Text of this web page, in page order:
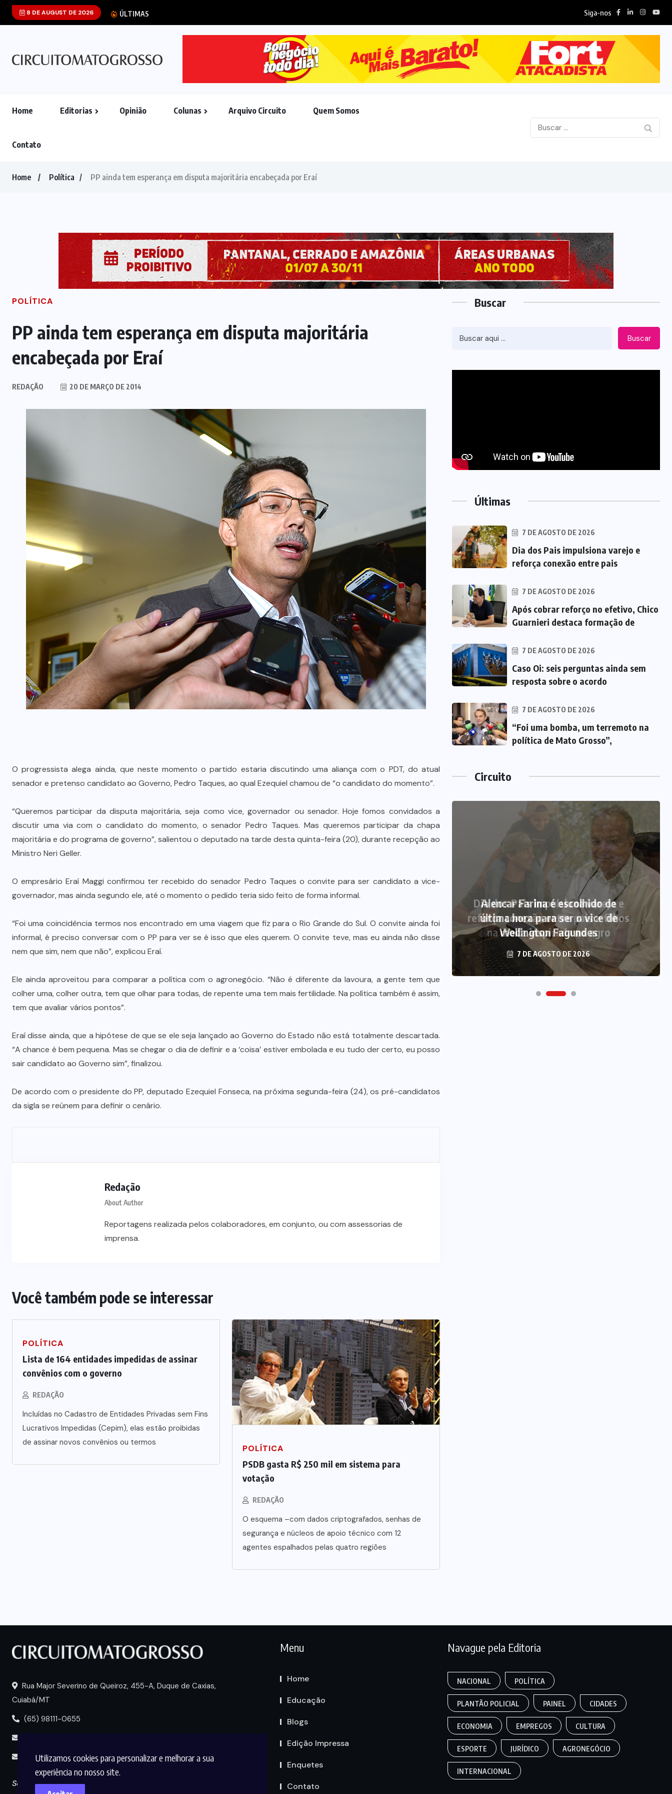
Utilizamos cookies para personalizar e melhorar a sua
experiência no nosso site.
8 DE AUGUST DE 2026 ÚLTIMAS Siga-nos
Home Editorias Opinião Colunas Arquivo Circuito Quem Somos
Contato
Home Política PP ainda tem esperança em disputa majoritária encabeçada por Eraí
POLÍTICA
PP ainda tem esperança em disputa majoritária
encabeçada por Eraí
REDAÇÃO 20 DE MARÇO DE 2014
O progressista alega ainda, que neste momento o partido estaria discutindo uma aliança com o PDT, do atual
senador e pretenso candidato ao Governo, Pedro Taques, ao qual Ezequiel chamou de “o candidato do momento”.
“Queremos participar da disputa majoritária, seja como vice, governador ou senador. Hoje fomos convidados a
discutir uma via com o candidato do momento, o senador Pedro Taques. Mas queremos participar da chapa
majoritária e do programa de governo”, salientou o deputado na tarde desta quinta-feira (20), durante recepção ao
Ministro Neri Geller.
O empresário Eraí Maggi confirmou ter recebido do senador Pedro Taques o convite para ser candidato a vice-
governador, mas ainda segundo ele, até o momento o pedido teria sido feito de forma informal.
“Foi uma coincidência termos nos encontrado em uma viagem que fiz para o Rio Grande do Sul. O convite ainda foi
informal, é preciso conversar com o PP para ver se é isso que eles querem. O convite teve, mas eu ainda não disse
nem que sim, nem que não”, explicou Eraí.
Ele ainda aproveitou para comparar a política com o agronegócio. “Não é diferente da lavoura, a gente tem que
colher uma, colher outra, tem que olhar para todas, de repente uma tem mais fertilidade. Na política também é assim,
tem que avaliar vários pontos”.
Eraí disse ainda, que a hipótese de que se ele seja lançado ao Governo do Estado não está totalmente descartada.
“A chance é bem pequena. Mas se chegar o dia de definir e a ‘coisa’ estiver embolada e eu tudo der certo, eu posso
sair candidato ao Governo sim”, finalizou.
De acordo com o presidente do PP, deputado Ezequiel Fonseca, na próxima segunda-feira (24), os pré-candidatos
da sigla se reúnem para definir o cenário.
Redação
About Author
Reportagens realizada pelos colaboradores, em conjunto, ou com assessorias de
imprensa.
Você também pode se interessar
POLÍTICA
Lista de 164 entidades impedidas de assinar
convênios com o governo
REDAÇÃO
Incluídas no Cadastro de Entidades Privadas sem Fins
Lucrativos Impedidas (Cepim), elas estão proibidas
de assinar novos convênios ou termos
POLÍTICA
PSDB gasta R$ 250 mil em sistema para
votação
REDAÇÃO
O esquema –com dados criptografados, senhas de
segurança e núcleos de apoio técnico com 12
agentes espalhados pelas quatro regiões
Buscar
Buscar
Últimas
7 DE AGOSTO DE 2026
Dia dos Pais impulsiona varejo e
reforça conexão entre pais
7 DE AGOSTO DE 2026
Após cobrar reforço no efetivo, Chico
Guarnieri destaca formação de
7 DE AGOSTO DE 2026
Caso Oi: seis perguntas ainda sem
resposta sobre o acordo
7 DE AGOSTO DE 2026
“Foi uma bomba, um terremoto na
política de Mato Grosso”,
Circuito
Prefeito Abilio Brunini recebe a
mais alta honraria da Rotam em
Cuiabá
7 DE AGOSTO DE 2026
reforça conexão entre pais e filhos
na moda inspirada no agro
Alencar Farina é escolhido de
última hora para ser o vice de
Wellington Fagundes
7 DE AGOSTO DE 2026
Rua Major Severino de Queiroz, 455-A, Duque de Caxias,
Cuiabá/MT
(65) 98111-0655
midia@circuitomt.com.br
Seguir
Menu
Home
Educação
Blogs
Edição Impressa
Enquetes
Contato
Navague pela Editoria
NACIONAL POLÍTICA
PLANTÃO POLICIAL PAINEL CIDADES
ECONOMIA EMPREGOS CULTURA
ESPORTE JURÍDICO AGRONEGÓCIO
INTERNACIONAL